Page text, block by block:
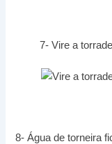
7- Vire a
8- Água de torneira